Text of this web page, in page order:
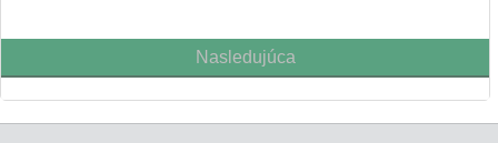
Nasledujúca